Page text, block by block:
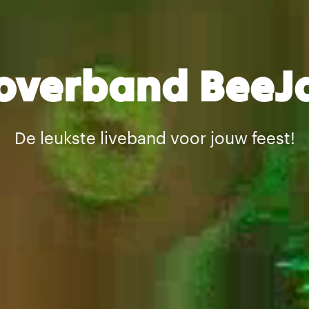
De leukste liveband voor jouw feest!